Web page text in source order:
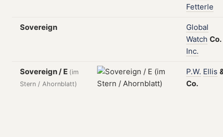
Fetterle
Sovereign
Global
Watch Co.
Inc.
Sovereign / E (im
Stern / Ahornblatt)
P.W. Ellis
Co.